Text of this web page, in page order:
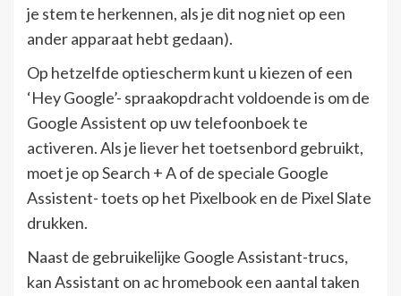
je stem te herkennen, als je dit nog niet op een
ander apparaat hebt gedaan).
Op hetzelfde optiescherm kunt u kiezen of een
‘Hey Google’- spraakopdracht voldoende is om de
Google Assistent op uw telefoonboek te
activeren. Als je liever het toetsenbord gebruikt,
moet je op Search + A of de speciale Google
Assistent- toets op het Pixelbook en de Pixel Slate
drukken.
Naast de gebruikelijke Google Assistant-trucs,
kan Assistant on ac hromebook een aantal taken